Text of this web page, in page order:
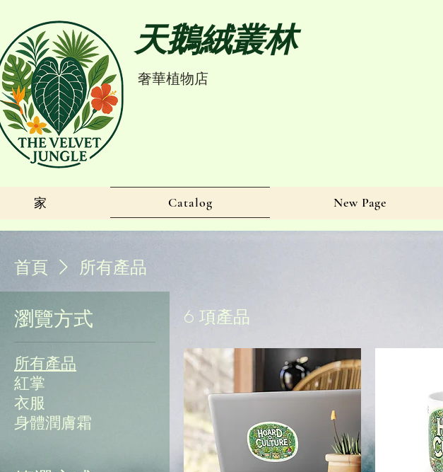
天鵝絨叢林
奢華植物店
家 Catalog New Page
首頁 所有產品
瀏覽方式
所有產品
紅掌
衣服
身體潤膚霜
6 項產品